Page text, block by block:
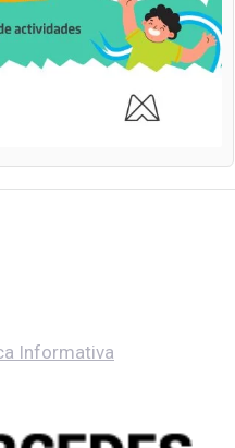
Informativa